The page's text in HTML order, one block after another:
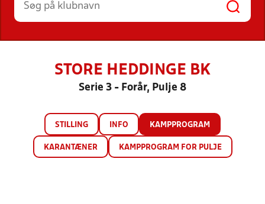
STORE HEDDINGE BK
Serie 3 - Forår, Pulje 8
STILLING INFO KAMPPROGRAM
KARANTÆNER KAMPPROGRAM FOR PULJE